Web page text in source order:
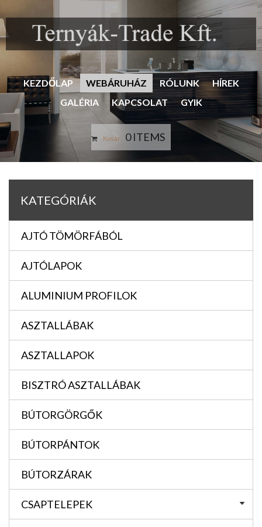
KEZDŐLAP WEBÁRUHÁZ RÓLUNK
HÍREK
GALÉRIA
KAPCSOLAT GYIK
Kosár: 0 ITEMS
KATEGÓRIÁK
AJTÓ TÖMÖRFÁBÓL
AJTÓLAPOK
ALUMINIUM PROFILOK
ASZTALLÁBAK
ASZTALLAPOK
BISZTRÓ ASZTALLÁBAK
BÚTORGÖRGŐK
BÚTORPÁNTOK
BÚTORZÁRAK
CSAPTELEPEK